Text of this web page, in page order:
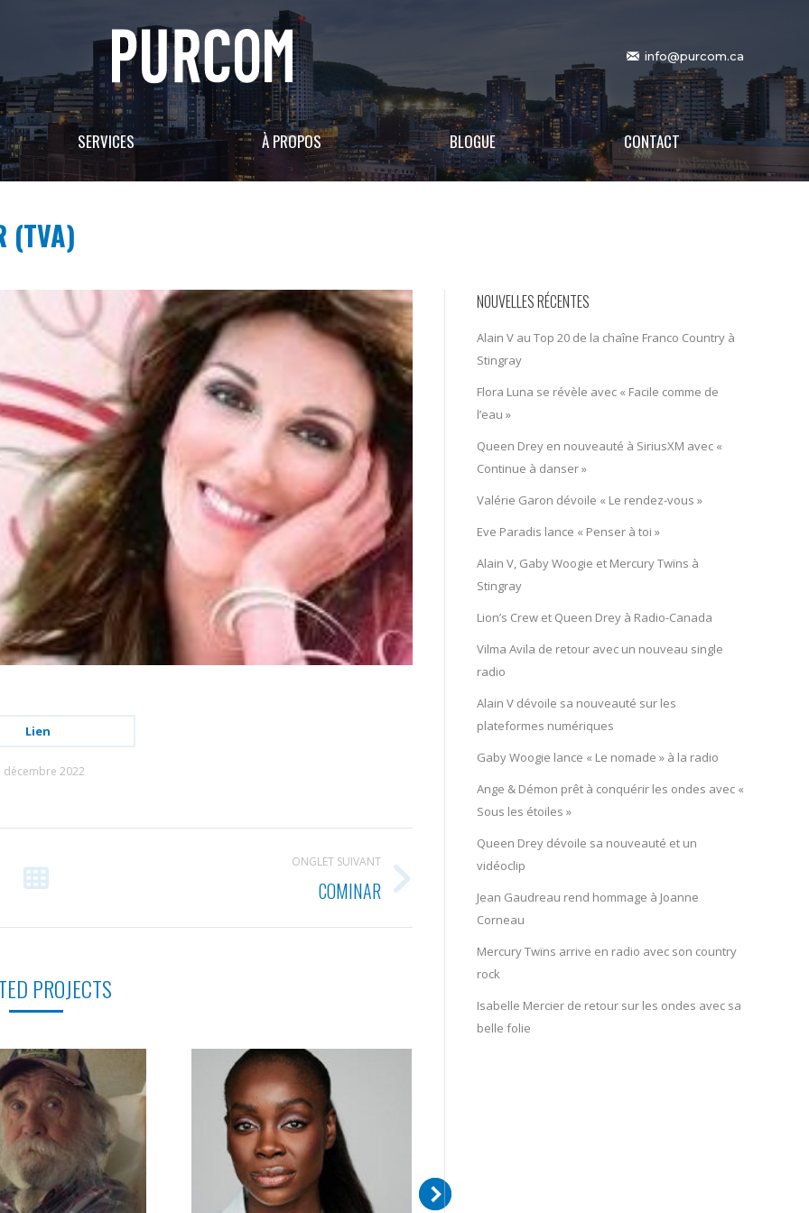
info@purcom.ca
SERVICES À PROPOS BLOGUE CONTACT
(TVA)
Lien
décembre 2022
ONGLET SUIVANT
COMINAR
PROJECTS
NOUVELLES RÉCENTES
Alain V au Top 20 de la chaîne Franco Country à
Stingray
Flora Luna se révèle avec « Facile comme de
l’eau »
Queen Drey en nouveauté à SiriusXM avec «
Continue à danser »
Valérie Garon dévoile « Le rendez-vous »
Eve Paradis lance « Penser à toi »
Alain V, Gaby Woogie et Mercury Twïns à
Stingray
Lion’s Crew et Queen Drey à Radio-Canada
Vilma Avila de retour avec un nouveau single
radio
Alain V dévoile sa nouveauté sur les
plateformes numériques
Gaby Woogie lance « Le nomade » à la radio
Ange & Démon prêt à conquérir les ondes avec «
Sous les étoiles »
Queen Drey dévoile sa nouveauté et un
vidéoclip
Jean Gaudreau rend hommage à Joanne
Corneau
Mercury Twïns arrive en radio avec son country
rock
Isabelle Mercier de retour sur les ondes avec sa
belle folie